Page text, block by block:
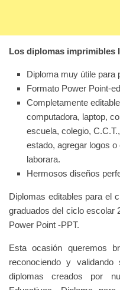
Los diplomas imprimibles
Diploma muy útile para
Formato Power Point-
Completamente
computadora, laptop,
escuela, colegio,
estado, agregar logos
laborara.
Hermosos diseños
Diplomas editables para el
graduados del ciclo escolar
Power Point -PPT.
Esta ocasión queremos
reconociendo y
diplomas creados por